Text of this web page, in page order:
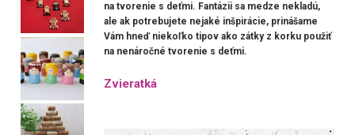
na tvorenie s deťmi. Fantázii sa medze nekladú,
ale ak potrebujete nejaké inšpirácie, prinášame
Vám hneď niekoľko tipov ako zátky z korku použiť
na nenáročné tvorenie s deťmi.
Zvieratká